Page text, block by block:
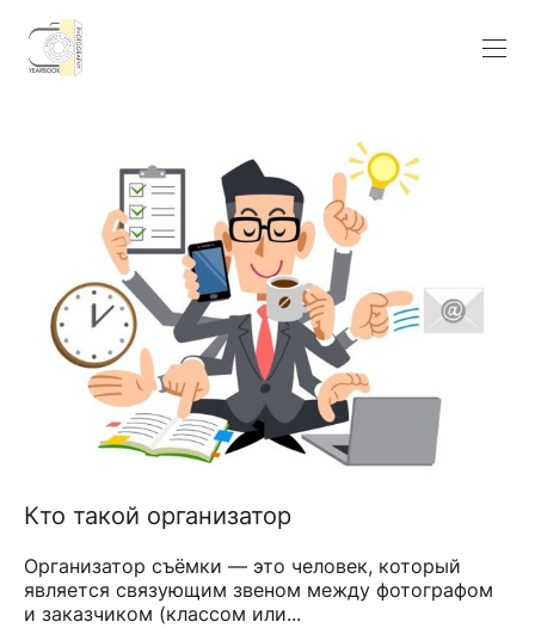
Кто такой организатор
Организатор съёмки — это человек, который
является связующим звеном между фотографом
и заказчиком (классом или...